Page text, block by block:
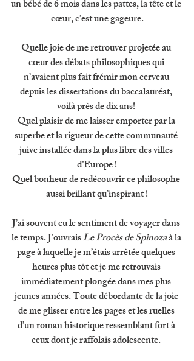
un bébé de 6 mois dans les pattes, la tête et le
cœur, c’est une gageure.
Quelle joie de me retrouver projetée au
cœur des débats philosophiques qui
n’avaient plus fait frémir mon cerveau
depuis les dissertations du baccalauréat,
voilà près de dix ans!
Quel plaisir de me laisser emporter par la
superbe et la rigueur de cette communauté
juive installée dans la plus libre des villes
d’Europe !
Quel bonheur de redécouvrir ce philosophe
aussi brillant qu’inspirant !
J’ai souvent eu le sentiment de voyager dans
le temps. J’ouvrais Le Procès de Spinoza à la
page à laquelle je m’étais arrêtée quelques
heures plus tôt et je me retrouvais
immédiatement plongée dans mes plus
jeunes années. Toute débordante de la joie
de me glisser entre les pages et les ruelles
d’un roman historique ressemblant fort à
ceux dont je raffolais adolescente.